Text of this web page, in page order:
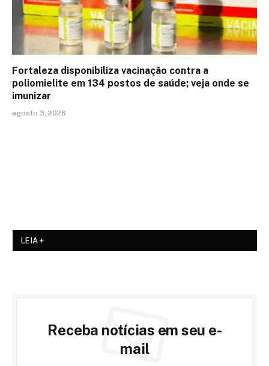
Fortaleza disponibiliza vacinação contra a
poliomielite em 134 postos de saúde; veja onde se
imunizar
agosto 3, 2026
LEIA +
Receba notícias em seu e-
mail